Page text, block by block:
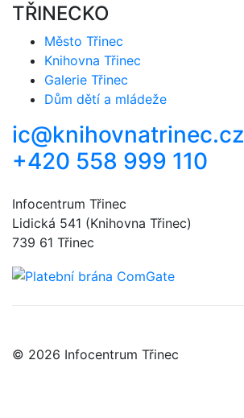
TŘINECKO
Město Třinec
Knihovna Třinec
Galerie Třinec
Dům dětí a mládeže
ic@knihovnatrinec.cz
+420 558 999 110
Infocentrum Třinec
Lidická 541 (Knihovna Třinec)
739 61 Třinec
© 2026 Infocentrum Třinec